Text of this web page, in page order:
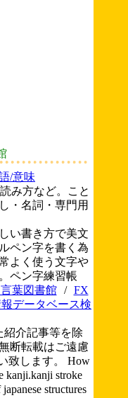
/意味
み方など。こと
・名詞・専門用
い書き方で美文
ペン字を書く為
よく使う文字や
ペン字練習帳
葉図書館 /
FX
データベース検
紹介記事等を除
断転載はご遠慮
致します。 How
kanji.kanji stroke
structures